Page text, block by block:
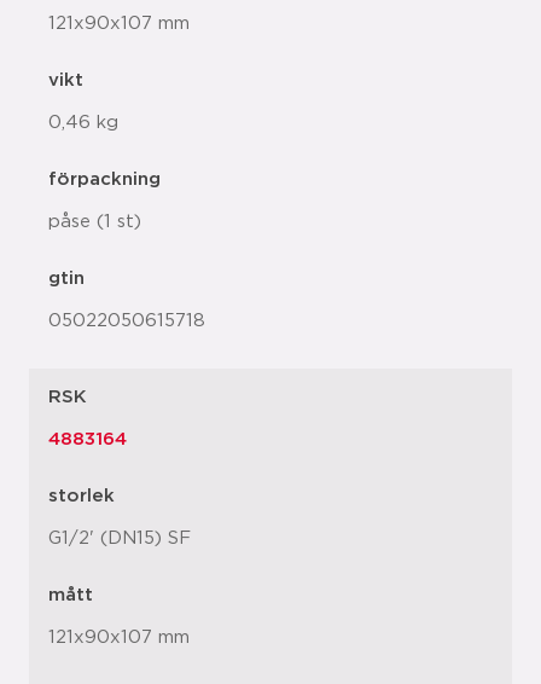
121x90x107 mm
vikt
0,46 kg
förpackning
påse (1 st)
gtin
05022050615718
RSK
4883164
storlek
G1/2' (DN15) SF
mått
121x90x107 mm